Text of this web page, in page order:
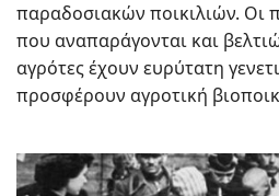
παραδοσιακών ποικιλιών. Οι
που αναπαράγονται και
αγρότες έχουν ευρύτατη
προσφέρουν αγροτική